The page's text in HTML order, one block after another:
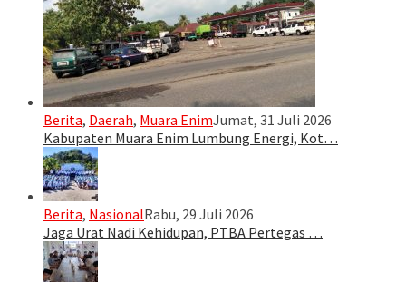
Berita, Daerah, Muara EnimJumat, 31 Juli 2026
Kabupaten Muara Enim Lumbung Energi, Kot…
Berita, NasionalRabu, 29 Juli 2026
Jaga Urat Nadi Kehidupan, PTBA Pertegas …